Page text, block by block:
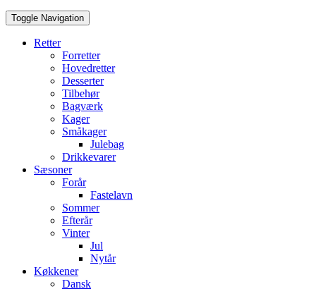
Toggle Navigation
Retter
Forretter
Hovedretter
Desserter
Tilbehør
Bagværk
Kager
Småkager
Julebag
Drikkevarer
Sæsoner
Forår
Fastelavn
Sommer
Efterår
Vinter
Jul
Nytår
Køkkener
Dansk